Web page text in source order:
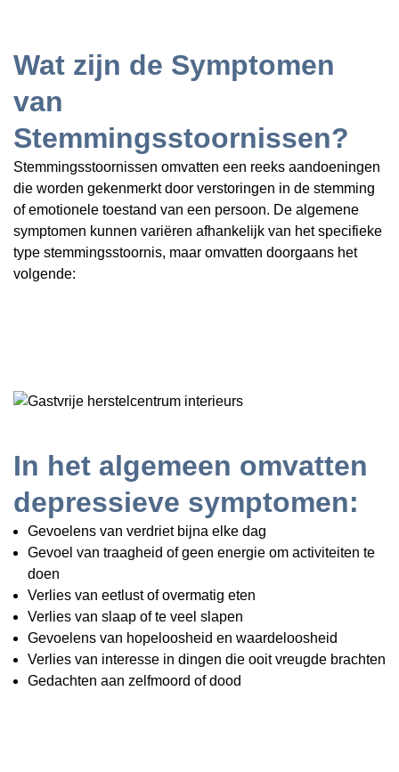
Wat zijn de Symptomen
van
Stemmingsstoornissen?
Stemmingsstoornissen omvatten een reeks aandoeningen
die worden gekenmerkt door verstoringen in de stemming
of emotionele toestand van een persoon. De algemene
symptomen kunnen variëren afhankelijk van het specifieke
type stemmingsstoornis, maar omvatten doorgaans het
volgende:
In het algemeen omvatten
depressieve symptomen:
Gevoelens van verdriet bijna elke dag
Gevoel van traagheid of geen energie om activiteiten te
doen
Verlies van eetlust of overmatig eten
Verlies van slaap of te veel slapen
Gevoelens van hopeloosheid en waardeloosheid
Verlies van interesse in dingen die ooit vreugde brachten
Gedachten aan zelfmoord of dood